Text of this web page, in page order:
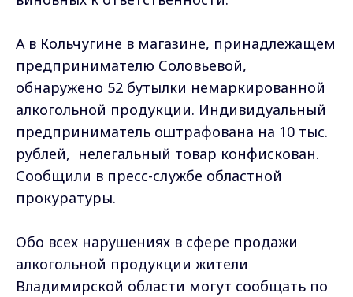
А в Кольчугине в магазине, принадлежащем
предпринимателю Соловьевой,
обнаружено 52 бутылки немаркированной
алкогольной продукции. Индивидуальный
предприниматель оштрафована на 10 тыс.
рублей, нелегальный товар конфискован.
Сообщили в пресс-службе областной
прокуратуры.
Обо всех нарушениях в сфере продажи
алкогольной продукции жители
Владимирской области могут сообщать по